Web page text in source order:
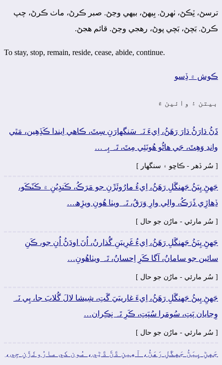
ترسڻ، ٽِڪڻ، ٺھرڻ. بِيھڻ، بيھي وڃڻ. صبر ڪرڻ، ماٺ ڪرڻ، چپ
ڪرڻ. بَچڻ، بَچي پوڻ، رهجي وڃڻ. قائم هجڻ.
To stay, stop, remain, reside, cease, abide, continue.
ڪوش ۾ ڏِسو
بيتن ۽ وائين ۾
ڌَڻُ ڌارَڻُ ڌارَ رَھَڻُ، اِيءَ نَہ سَنگهارَنِ سِٽَ، ڪاھي اِيندا ڪَڏِھِين، مَٿي
وانڍ وَھِٽَ، جَي ھاڻُو ھُونَئِي مِٽَ، تَہ پِہ…
[ سُر ڏھر - ڪاڇو ۽ سنگهار ]
جَهڻِ پِيَڻُ جَهنگَلِ رَھَڻُ، اِيءُ مارُوئَڙَنِ جو مَرَڪُ، ڪَنڊِيُنِ ۾ ڪَٽَڪَو،
ڏِھاڙِي ڏَرَڪُ، والِي وارِ وَرَقُ، تَہ ويٺا ھُونِ ويڙِھ…
[ سُر مارئي - مارُن جو حال ]
جَهڻِ پِيَڻُ جَهنگَلِ رَھَڻُ، اِيءُ غَرِيبَنِ گُذارنُ، اُنَ اوڍَڻُ اُنِ جو، ڪَنِ
سائين جو سامانُ، آگا ڪَرِ اِحسانُ، تَہ ويٺاھُونِ…
[ سُر مارئي - مارُن جو حال ]
جَهڻِ پِيڻُ جَهنگَلِ رَھَڻُ، اِيءَ غاريبَيَ گَتِ، شِيشا لالَ گُلابَ جا، پِي نَہ
وِڃايان پَتِ، سُومَرا سُپَتِ، ڪَرِ تَہ نِڪِران…
[ سُر مارئي - مارُن جو حال ]
جَهڻِ پِيَڻُ جَهگَلِ رَھَڻُ، آھِينِ ڌَڻَ ڌَڻِي، مُون کي مارُوئَڙَنِ جِي،